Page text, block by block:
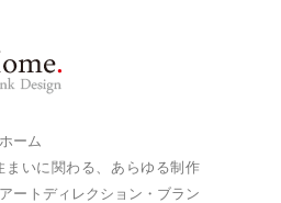
ーム
まいに関わる、あらゆる制作
ートディレクション・ブラン